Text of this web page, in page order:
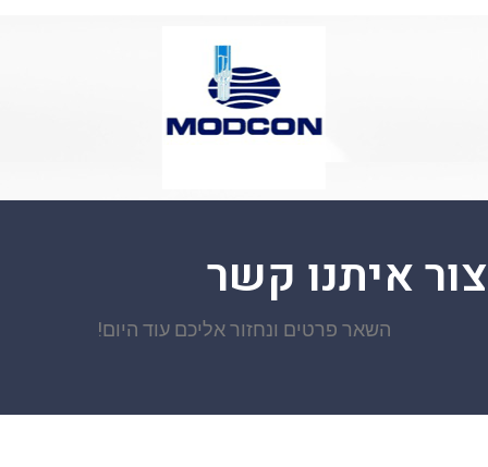
צור איתנו קשר
השאר פרטים ונחזור אליכם עוד היום!